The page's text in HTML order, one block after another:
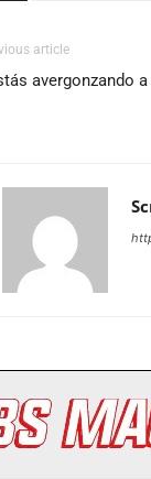
article
avergonzando